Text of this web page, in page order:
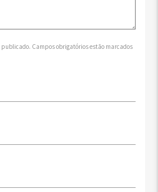
publicado. Campos obrigatórios estão marcados